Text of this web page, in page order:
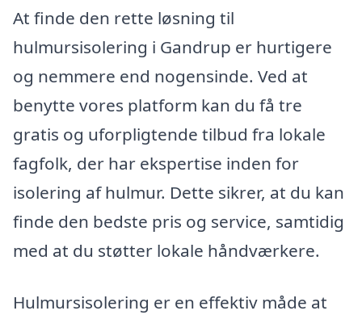
At finde den rette løsning til
hulmursisolering i Gandrup er hurtigere
og nemmere end nogensinde. Ved at
benytte vores platform kan du få tre
gratis og uforpligtende tilbud fra lokale
fagfolk, der har ekspertise inden for
isolering af hulmur. Dette sikrer, at du kan
finde den bedste pris og service, samtidig
med at du støtter lokale håndværkere.
Hulmursisolering er en effektiv måde at